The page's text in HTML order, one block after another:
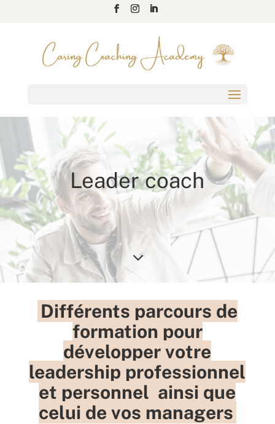
Leader coach
3
Différents parcours de
formation pour
développer votre
leadership professionnel
et personnel ainsi que
celui de vos managers